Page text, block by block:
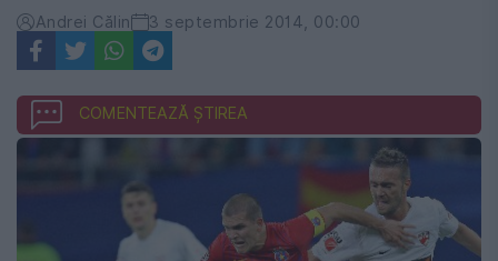
ZileiAndrei Călin 3 septembrie 2014, 00:00
COMENTEAZĂ ȘTIREA